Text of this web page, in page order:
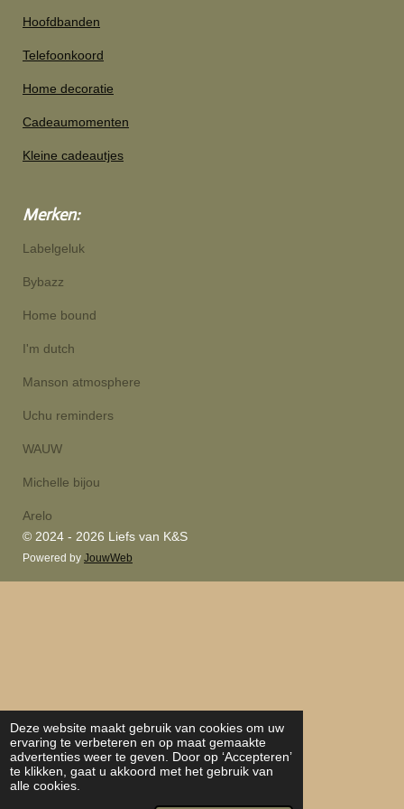
Deze website maakt gebruik van cookies om uw
ervaring te verbeteren en op maat gemaakte
advertenties weer te geven. Door op ‘Accepteren’
te klikken, gaat u akkoord met het gebruik van
alle cookies.
Hoofdbanden
Telefoonkoord
Home decoratie
Cadeaumomenten
Kleine cadeautjes
Merken:
Labelgeluk
Bybazz
Home bound
I'm dutch
Manson atmosphere
Uchu reminders
WAUW
Michelle bijou
Arelo
© 2024 - 2026 Liefs van K&S
Powered by JouwWeb